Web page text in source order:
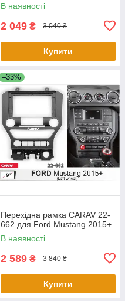
В наявності
2 049 ₴ 3 040 ₴
Купити
–33%
Перехідна рамка CARAV 22-
662 для Ford Mustang 2015+
В наявності
2 589 ₴ 3 840 ₴
Купити